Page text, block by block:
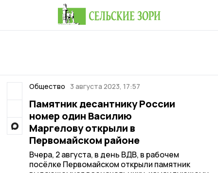
Общество 3 августа 2023, 17:57
Памятник десантнику России
номер один Василию
Маргелову открыли в
Первомайском районе
Вчера, 2 августа, в день ВДВ, в рабочем
посёлке Первомайском открыли памятник